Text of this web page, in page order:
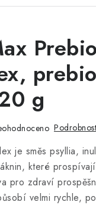
g
je směs psyllia,
které
pro zdraví
velmi rychle,